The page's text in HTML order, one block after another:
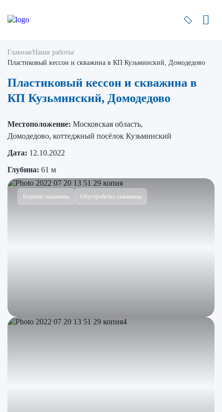
Главная/Наши работы/
Пластиковый кессон и скважина в КП Кузьминский, Домодедово
Пластиковый кессон и скважина в
КП Кузьминский, Домодедово
Местоположение: Московская область,
Домодедово, коттеджный посёлок Кузьминский
Дата: 12.10.2022
Глубина: 61 м
Бурение скважины Обустройство скважины